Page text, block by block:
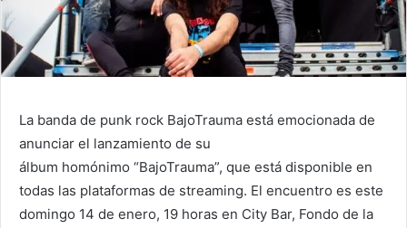
La banda de punk rock BajoTrauma está emocionada de
anunciar el lanzamiento de su
álbum homónimo “BajoTrauma”, que está disponible en
todas las plataformas de streaming. El encuentro es este
domingo 14 de enero, 19 horas en City Bar, Fondo de la